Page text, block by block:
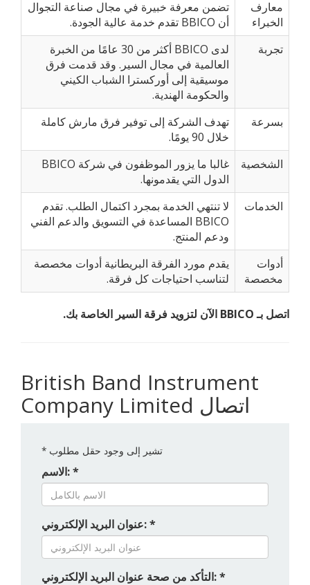
معارف
الخبراء
تضمن معرفة خبيرة في مجال صناعة التجوال
أن BBICO تقدم خدمة عالية الجودة.
تجربة
لدى BBICO أكثر من 30 عامًا من الخبرة
العالمية في مجال السير. وقد قدمت فرق
موسيقية إلى أوركسترا الشباب الكيني
والحكومة الهندية.
بسرعة
تهدف الشركة إلى توفير فرق مارش كاملة
خلال 90 يومًا.
الشخصية
غالبا ما يزور الموظفون في شركة BBICO
الدول التي يقدمونها.
الخدمات
لا تنتهي الخدمة بمجرد اكتمال الطلب. تقدم
BBICO المساعدة في التسويق والدعم الفني
ودعم المنتج.
أدوات
مخصصة
يقدم مورد الفرقة البريطانية أدوات مخصصة
لتناسب احتياجات كل فرقة.
اتصل بـ BBICO الآن لتزويد فرقة السير الخاصة بك.
British Band Instrument
Company Limited اتصال
* تشير إلى وجود حقل مطلوب
الاسم: *
عنوان البريد الإلكتروني: *
التأكد من صحة عنوان البريد الإلكتروني: *